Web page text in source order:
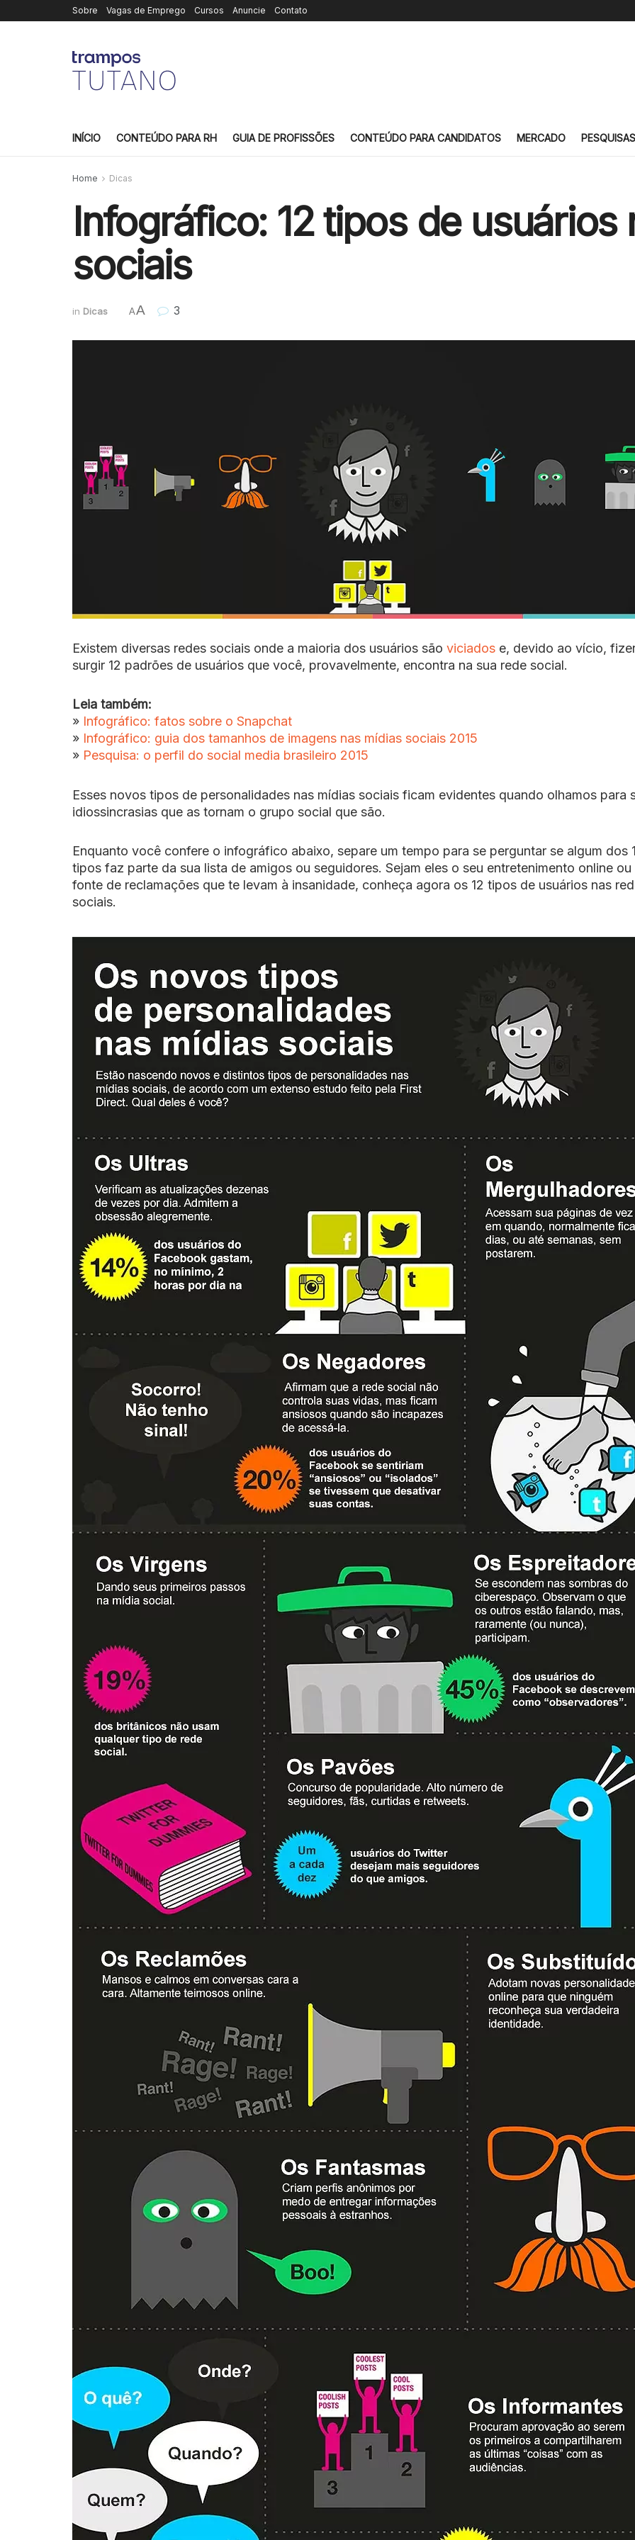
Sobre Vagas de Emprego Cursos Anuncie Contato
INÍCIO CONTEÚDO PARA RH GUIA DE PROFISSÕES CONTEÚDO PARA CANDIDATOS MERCADO PESQUISAS
Home Dicas
Infográfico: 12 tipos de usuários
sociais
in Dicas AA 3
Existem diversas redes sociais onde a maioria dos usuários são viciados e, devido ao vício,
surgir 12 padrões de usuários que você, provavelmente, encontra na sua rede social.
Leia também:
» Infográfico: fatos sobre o Snapchat
» Infográfico: guia dos tamanhos de imagens nas mídias sociais 2015
» Pesquisa: o perfil do social media brasileiro 2015
Esses novos tipos de personalidades nas mídias sociais ficam evidentes quando olhamos para
idiossincrasias que as tornam o grupo social que são.
Enquanto você confere o infográfico abaixo, separe um tempo para se perguntar se algum dos
tipos faz parte da sua lista de amigos ou seguidores. Sejam eles o seu entretenimento online ou
fonte de reclamações que te levam à insanidade, conheça agora os 12 tipos de usuários nas
sociais.